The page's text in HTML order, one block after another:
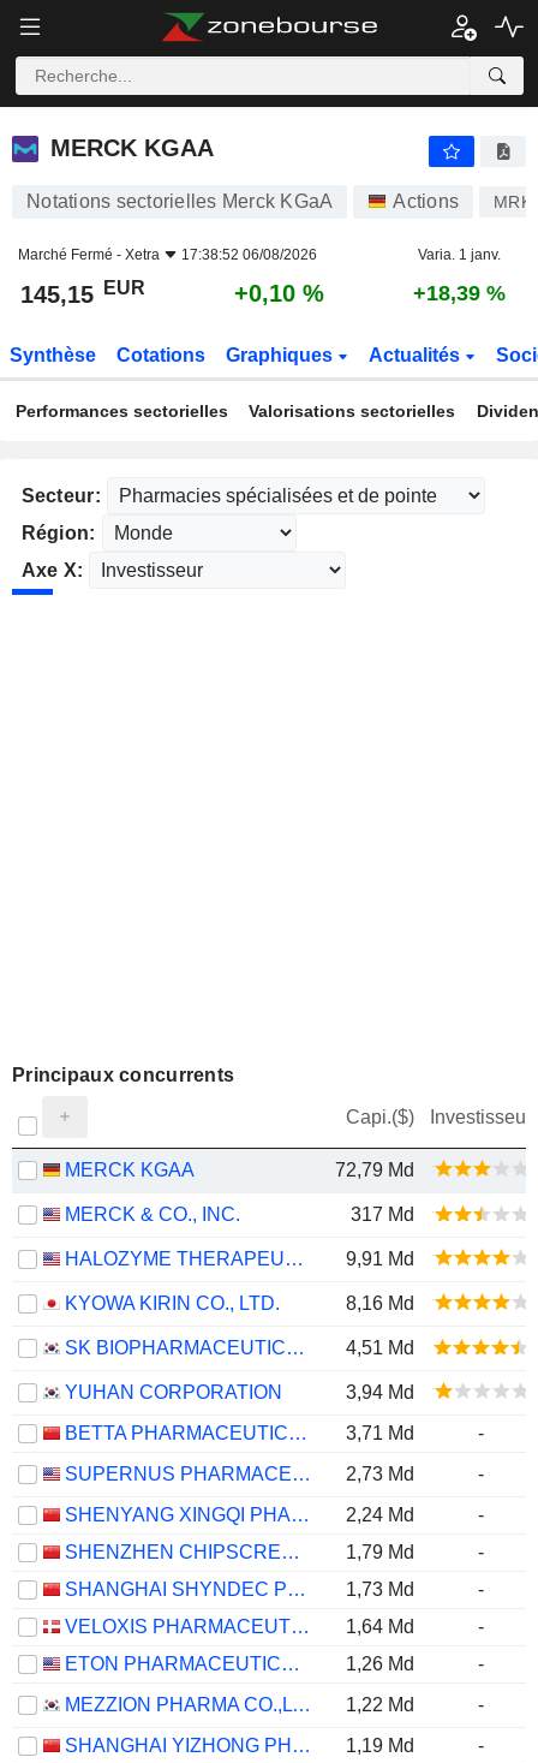
MERCK KGAA
MERCK KGAA
Notations sectorielles Merck KGaA Actions MRK
Marché Fermé - Xetra 17:38:52 06/08/2026 Varia. 1 janv.
145,15 EUR +0,10 % +18,39 %
Synthèse Cotations Graphiques Actualités
Performances sectorielles Valorisations sectorielles
Secteur:
Région:
Axe X:
Principaux concurrents
Capi.($) Investisseur
MERCK KGAA 72,79 Md
MERCK & CO., INC. 317 Md
HALOZYME THERAPEUTICS, INC. 9,91 Md
KYOWA KIRIN CO., LTD. 8,16 Md
SK BIOPHARMACEUTICALS CO., LTD. 4,51 Md
YUHAN CORPORATION
3,94 Md
BETTA PHARMACEUTICALS CO., LTD.
3,71 Md
-
SUPERNUS PHARMACEUTICALS, INC.
2,73 Md
-
SHENYANG XINGQI PHARMACEUTICAL CO.,LTD.
2,24 Md
-
SHENZHEN CHIPSCREEN BIOSCIENCES CO., LTD.
1,79 Md
-
SHANGHAI SHYNDEC PHARMACEUTICAL CO., LTD.
1,73 Md
-
VELOXIS PHARMACEUTICALS A/S
1,64 Md
-
ETON PHARMACEUTICALS, INC.
1,26 Md
-
MEZZION PHARMA CO.,LTD.
1,22 Md
-
SHANGHAI YIZHONG PHARMACEUTICAL CO., LTD.
1,19 Md
-